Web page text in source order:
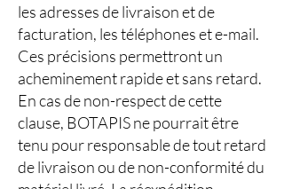
les adresses de livraison et de
facturation, les téléphones et e-mail.
Ces précisions permettront un
acheminement rapide et sans retard.
En cas de non-respect de cette
clause, BOTAPIS ne pourrait être
tenu pour responsable de tout retard
de livraison ou de non-conformité du